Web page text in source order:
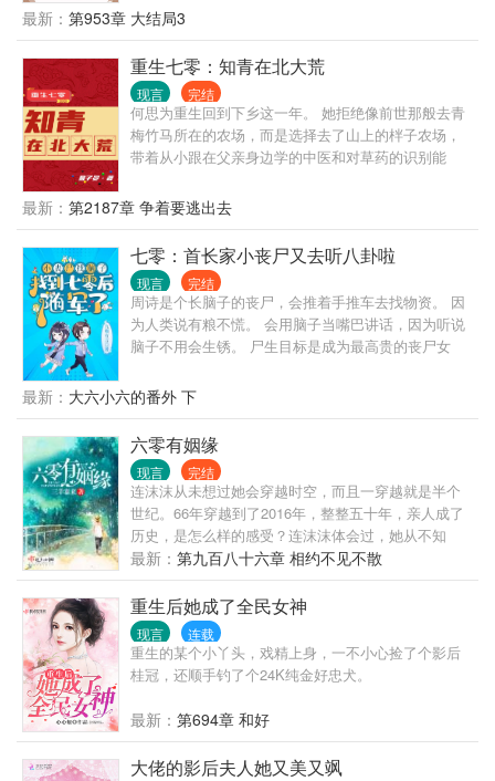
了她的穿越。 不行，金手指一定得抢回来。 在女主靠
着锦鲤运一路躺赢的时候。 宋茜则是靠着空间，靠自
己。 什么？与女主抢男主？开什么玩笑，她要嫁给男
主的小叔，让女主和男主叫她小婶婶，哈哈哈哈！ 什
么？书中的大佬要做她的小弟？看他这么有诚意，就
勉为其难的收下吧！ 宋茜左手空间，右手大佬，在锦
鲤文中过得风生水起。 谁说女配不如女主，她宋茜的
人生，她自己做主！ 她宋茜就是这么牛逼！
最新： 第953章 大结局3
重生七零：知青在北大荒
现言 完结
何思为重生回到下乡这一年。 她拒绝像前世那般去青
梅竹马所在的农场，而是选择去了山上的柈子农场，
带着从小跟在父亲身边学的中医和对草药的识别能
最新： 第2187章 争着要逃出去
七零：首长家小丧尸又去听八卦啦
现言 完结
周诗是个长脑子的丧尸，会推着手推车去找物资。 因
为人类说有粮不慌。 会用脑子当嘴巴讲话，因为听说
脑子不用会生锈。 尸生目标是成为最高贵的丧尸女
己的脸面。 在她认知里，脑子就是她的脸面。 她学着
人类早睡早起，每次醒来都要照镜子看看自己漂亮脑
子还在不在。 这天醒来，发现顶着的是乱糟糟的鸡窝
头，尸尸慌了，拼命地找脑子。 找呀找，脑袋磕桌子
腿，真睡了。 醒来就到了陌生的地方。 这个地方让她
迷茫，因为看不到游荡的丧尸。 又让她高兴，因为找
到了偷车车和存货的小贼。 “臭蛋，还尸尸车车和存
货。” 高大男人一脸懵。 “我不叫臭蛋，没拿你车，也
没偷你存货。” 尸尸听不懂，扯着他的衣角追债。 然
习之旅。 学着学着，谢临发现小媳妇不仅聪明还很厉
害。 鼻子赛军犬，视力会转弯，耳朵堪比顺风耳。
“什么？那太阳能变成电，是傻子研究出来的？” “什
么？傻子会用海水分离出淡水？” 谢临冷笑，“谁傻？
力值超强的装备。 还能造做饭打扫带小孩的机器人。
厉害了，他给自己捡了个大佬媳妇啊！
最新： 大六小六的番外 下
六零有姻缘
现言 完结
连沫沫从未想过她会穿越时空，而且一穿越就是半个
世纪。66年穿越到了2016年，整整五十年，亲人成了
历史，是怎么样的感受？连沫沫体会过，她从不知
道，正是她的失踪导致一系列悲剧的开始。连沫沫活
下去唯一的支柱，找到唯一活着的小弟，可刚有了些
消息，她却死了，死在了2022年，这是闹哪样？一睁
开眼睛，她回来了，回到1965，消失前的半年，老天
果然带她不薄！连沫沫下定了决心，低调改变家人命
运，从此走向人生人家。可连沫沫懵逼了，她只是一
次次提醒大哥远离他上司，见缝插针说说坏话，结果
大哥是远离了，怎么她被叼了回来？
最新： 第九百八十六章 相约不见不散
重生后她成了全民女神
现言 连载
重生的某个小丫头，戏精上身，一不小心捡了个影后
桂冠，还顺手钓了个24K纯金好忠犬。
最新： 第694章 和好
大佬的影后夫人她又美又飒